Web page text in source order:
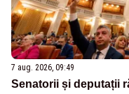
7 aug. 2026, 09:49
Senatorii și deputații